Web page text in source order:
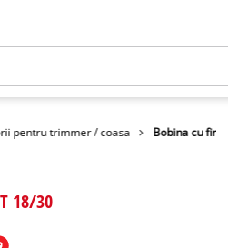
pentru trimmer / coasa Bobina cu fir
18/30